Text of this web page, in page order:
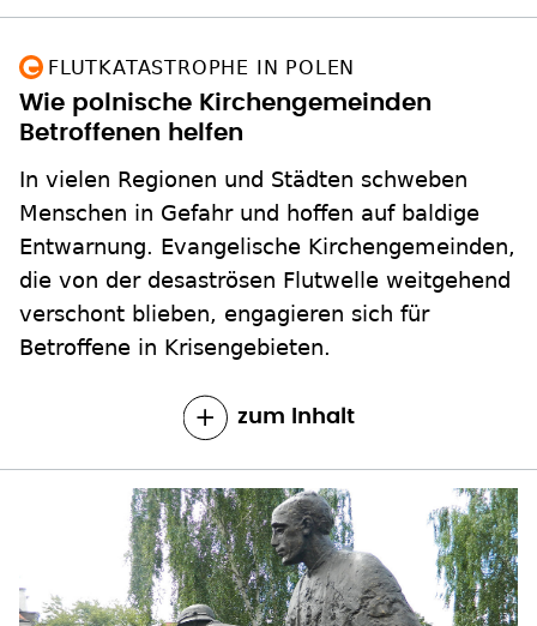
FLUTKATASTROPHE IN POLEN
Wie polnische Kirchengemeinden
Betroffenen helfen
In vielen Regionen und Städten schweben
Menschen in Gefahr und hoffen auf baldige
Entwarnung. Evangelische Kirchengemeinden,
die von der desaströsen Flutwelle weitgehend
verschont blieben, engagieren sich für
Betroffene in Krisengebieten.
zum Inhalt